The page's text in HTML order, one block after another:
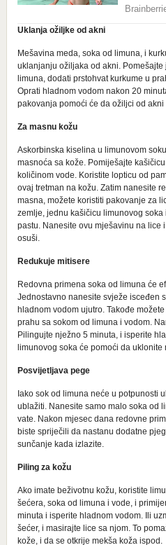
Uklanja ožiljke od akni
Mešavina meda, soka od limuna, i
uklanjanju ožiljaka od akni.
limuna, dodati prstohvat kurkume u
Oprati hladnom vodom nakon 20
pakovanja pomoći će da ožiljci od
Za masnu kožu
Askorbinska kiselina u limunovom
masnoća sa kože. Pomiješajte
količinom vode. Koristite lopticu od
ovaj tretman na kožu. Zatim nanesite
masna, možete koristiti pakovanje za
zemlje, jednu kašičicu limunovog
pastu. Nanesite ovu mješavinu na lice
osuši.
Redukuje mitisere
Redovna primena soka od limuna će
Jednostavno nanesite svježe isceđen
hladnom vodom ujutro. Takođe
prahu sa sokom od limuna i vodom.
Pilingujte nježno 5 minuta, i isperite
limunovog soka će pomoći da uklonite
Posvijetljava pege
Iako sok od limuna neće u potpunosti
ublažiti. Nanesite samo malo soka od
vate. Nakon mjesec dana redovne
biste spriječili da nastanu dodatne
sunčanje kada izlazite.
Piling za kožu
Ako imate beživotnu kožu, koristite
šećera, soka od limuna i vode, i
minuta i isperite hladnom vodom. Ili
šećer, i masirajte lice sa njom. To
kože, i da se otkrije mekša koža ispod.